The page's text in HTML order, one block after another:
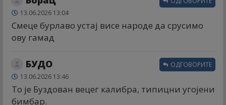
13.06.2026 13:04
Смеце бурлаво устај висе народе да срусимо
ову гамад
БУДО
13.06.2026 13:46
То је Буздован вецег калибра, типицни угојени
бимбар.
ОДГОВОРИТЕ